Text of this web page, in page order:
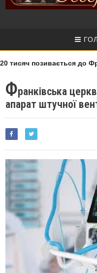
позивається до
Франківська
апарат штучної